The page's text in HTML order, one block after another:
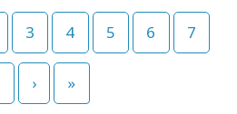
3 4 5 6 7
› »